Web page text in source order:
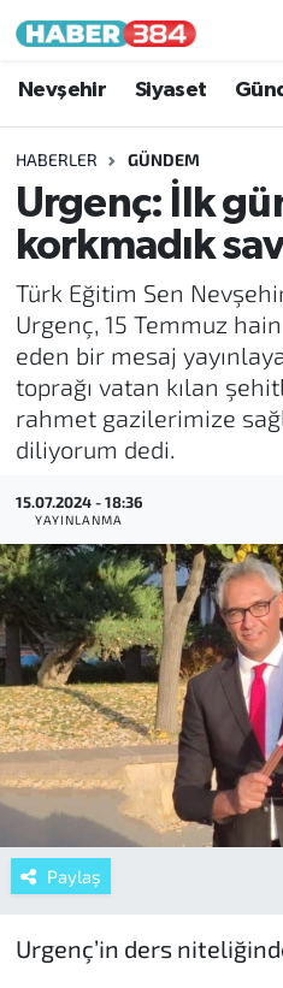
Nevşehir Siyaset
HABERLER GÜNDEM
Urgenç: İlk
korkmadık
Türk Eğitim Sen
Urgenç, 15 Temmuz
eden bir mesaj
toprağı vatan kılan
rahmet gazilerimize
diliyorum dedi.
15.07.2024 - 18:36
YAYINLANMA
Paylaş
Urgenç’in ders
Nöbetçi Eczaneler
Hava Durumu
Trafik Durumu
Tüm Manşetler
Son Dakika Haberleri
Haber Arşivi